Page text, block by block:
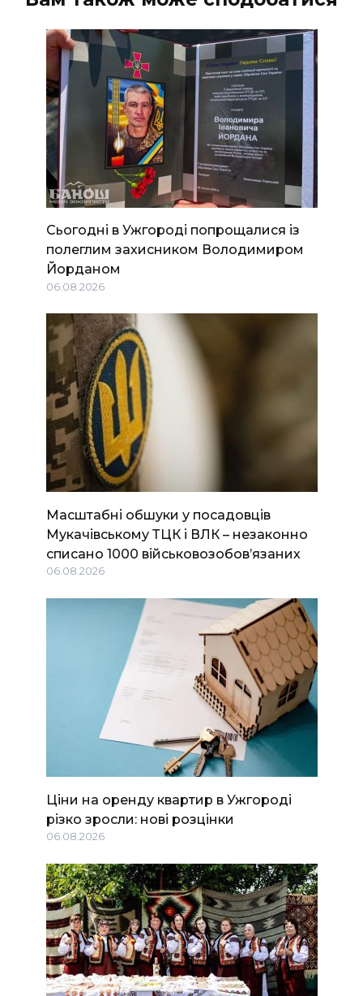
Сьогодні в Ужгороді попрощалися із
полеглим захисником Володимиром
Йорданом
06.08.2026
Масштабні обшуки у посадовців
Мукачівському ТЦК і ВЛК – незаконно
списано 1000 військовозобов’язаних
06.08.2026
Ціни на оренду квартир в Ужгороді
різко зросли: нові розцінки
06.08.2026